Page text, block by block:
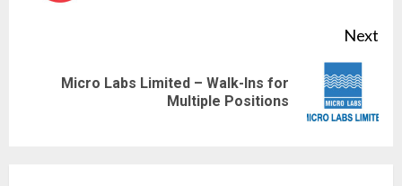
Next
Micro Labs Limited – Walk-Ins for
Multiple Positions